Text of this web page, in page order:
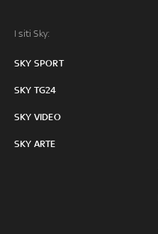
I siti Sky:
SKY SPORT
SKY TG24
SKY VIDEO
SKY ARTE